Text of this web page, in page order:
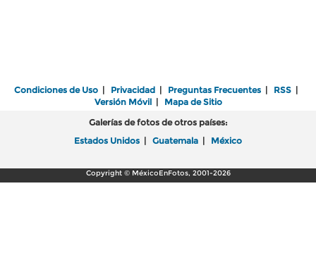
Condiciones de Uso | Privacidad | Preguntas Frecuentes | RSS |
Versión Móvil| Mapa de Sitio
Galerías de fotos de otros países:
Estados Unidos | Guatemala | México
Copyright © MéxicoEnFotos, 2001-2026